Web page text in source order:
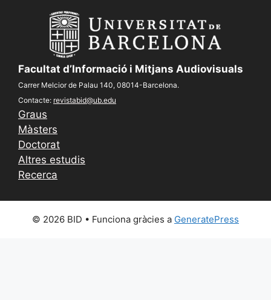
Facultat d’Informació i Mitjans Audiovisuals
Carrer Melcior de Palau 140, 08014-Barcelona.
Contacte: revistabid@ub.edu
Graus
Màsters
Doctorat
Altres estudis
Recerca
© 2026 BID • Funciona gràcies a GeneratePress